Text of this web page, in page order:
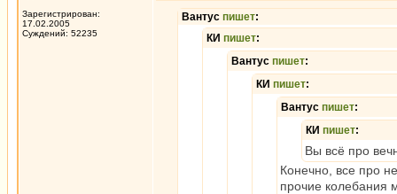
Зарегистрирован:
17.02.2005
Суждений: 52235
Вантус пишет:
КИ пишет:
Вантус пишет:
КИ пишет:
Вантус пишет:
КИ пишет:
Вы всё про
Конечно, все про
прочие колебания